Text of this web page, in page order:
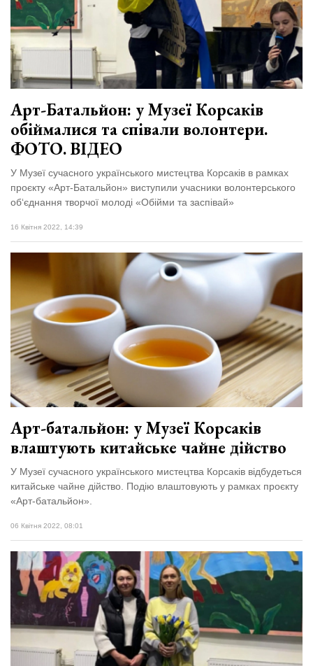
Арт-Батальйон: у Музеї Корсаків
обіймалися та співали волонтери.
ФОТО. ВІДЕО
У Музеї сучасного українського мистецтва Корсаків в рамках
проєкту «Арт-Батальйон» виступили учасники волонтерського
об‘єднання творчої молоді «Обійми та заспівай»
16 Квітня 2022, 14:39
Арт-батальйон: у Музеї Корсаків
влаштують китайське чайне дійство
У Музеї сучасного українського мистецтва Корсаків відбудеться
китайське чайне дійство. Подію влаштовують у рамках проєкту
«Арт-батальйон».
06 Квітня 2022, 08:01